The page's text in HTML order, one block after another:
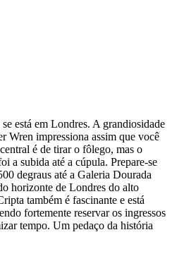
está em Londres. A grandiosidade
Wren impressiona assim que você
é de tirar o fôlego, mas o
a subida até a cúpula. Prepare-se
degraus até a Galeria Dourada
horizonte de Londres do alto
também é fascinante e está
fortemente reservar os ingressos
tempo. Um pedaço da história